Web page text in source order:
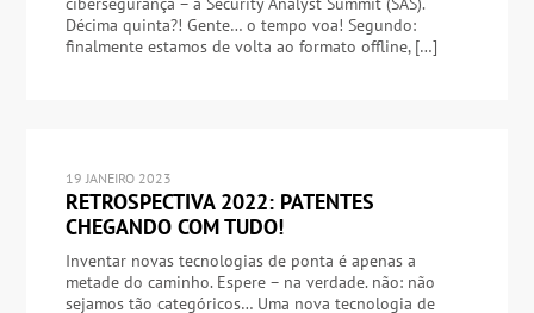
Décima quinta?! Gente… o tempo voa! Segundo:
finalmente estamos de volta ao formato offline, […]
19 JANEIRO 2023
RETROSPECTIVA 2022: PATENTES
CHEGANDO COM TUDO!
Inventar novas tecnologias de ponta é apenas a
metade do caminho. Espere – na verdade. não: não
sejamos tão categóricos… Uma nova tecnologia de